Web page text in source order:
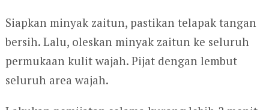
Siapkan minyak zaitun, pastikan telapak tangan
bersih. Lalu, oleskan minyak zaitun ke seluruh
permukaan kulit wajah. Pijat dengan lembut
seluruh area wajah.